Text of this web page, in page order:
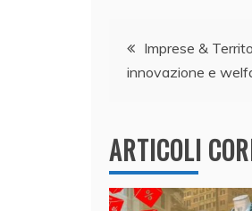
b
o
k
dI
n
Navigazione
articoli
Imprese &
innovazione e
ARTICOLI